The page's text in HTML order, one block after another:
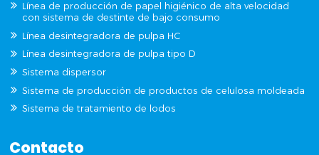
Línea de producción de papel higiénico de alta velocidad
con sistema de destinte de bajo consumo
Línea desintegradora de pulpa HC
Línea desintegradora de pulpa tipo D
Sistema dispersor
Sistema de producción de productos de celulosa moldeada
Sistema de tratamiento de lodos
Contacto